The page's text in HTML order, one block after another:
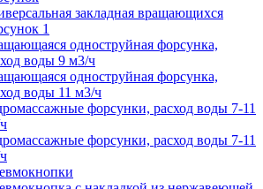
закладная вращающихся
1
одноструйная форсунка,
воды 9 м3/ч
одноструйная форсунка,
воды 11 м3/ч
форсунки, расход воды 7-11
форсунки, расход воды 7-11